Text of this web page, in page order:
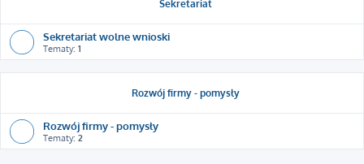
Sekretariat
Sekretariat wolne wnioski
Tematy: 1
Rozwój firmy - pomysły
Rozwój firmy - pomysły
Tematy: 2